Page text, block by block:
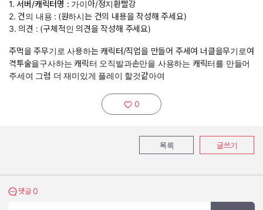
1. 서버/캐릭터명 : 가이아/정지환빨강
2. 건의 내용 : (원하시는 건의 내용을 작성해 주세요)
3. 의견 : (구체적인 의견을 작성해 주세요)
주먹을 주무기로 사용하는 캐릭터/직업을 만들어 주세여 너클을무기로여
격투술을구사하는 캐릭터 오직발과손만을 사용하는 캐릭터를 만들어
주세여 그럼 더 재미있게 플레이 할것같아여
추천하기:
0
목록 글쓰기
댓글 보기
댓글 0